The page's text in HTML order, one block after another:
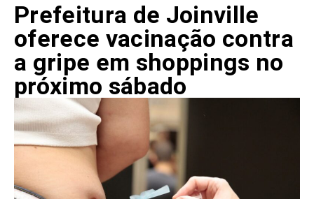
Prefeitura de Joinville
oferece vacinação contra
a gripe em shoppings no
próximo sábado